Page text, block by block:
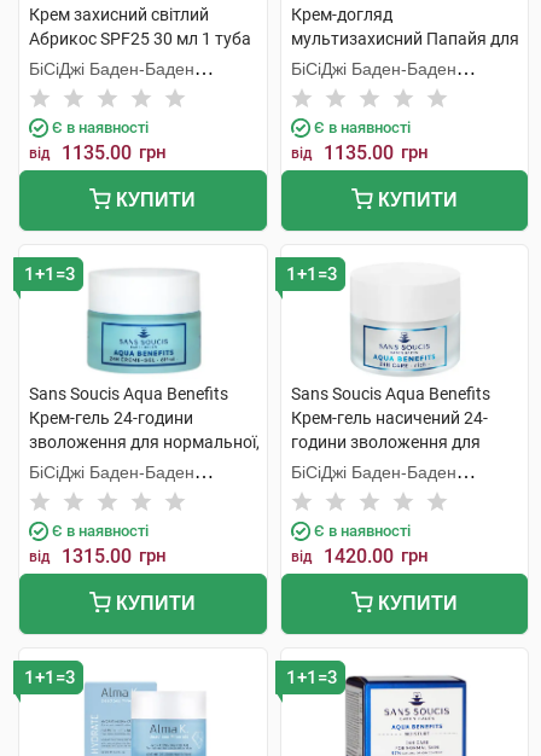
Крем захисний світлий
Абрикос SPF25 30 мл 1 туба
БіСіДжі Баден-Баден
Косметікс Груп Гмбх
Є в наявності
від 1135.00 грн
КУПИТИ
Крем-догляд
мультизахисний Папайя для
нормальної сухої шкіри 50
мл 1 банка
БіСіДжі Баден-Баден
Косметікс Груп Гмбх
Є в наявності
від 1135.00 грн
КУПИТИ
1+1=3
Sans Soucis Aqua Benefits
Крем-гель 24-години
зволоження для нормальної,
комбінованої шкіри 50 мл 1
банка
БіСіДжі Баден-Баден
Косметікс Груп Гмбх
Є в наявності
від 1315.00 грн
КУПИТИ
1+1=3
Sans Soucis Aqua Benefits
Крем-гель насичений 24-
години зволоження для
сухої шкіри 50 мл 1 банка
БіСіДжі Баден-Баден
Косметікс Груп Гмбх
Є в наявності
від 1420.00 грн
КУПИТИ
1+1=3 1+1=3